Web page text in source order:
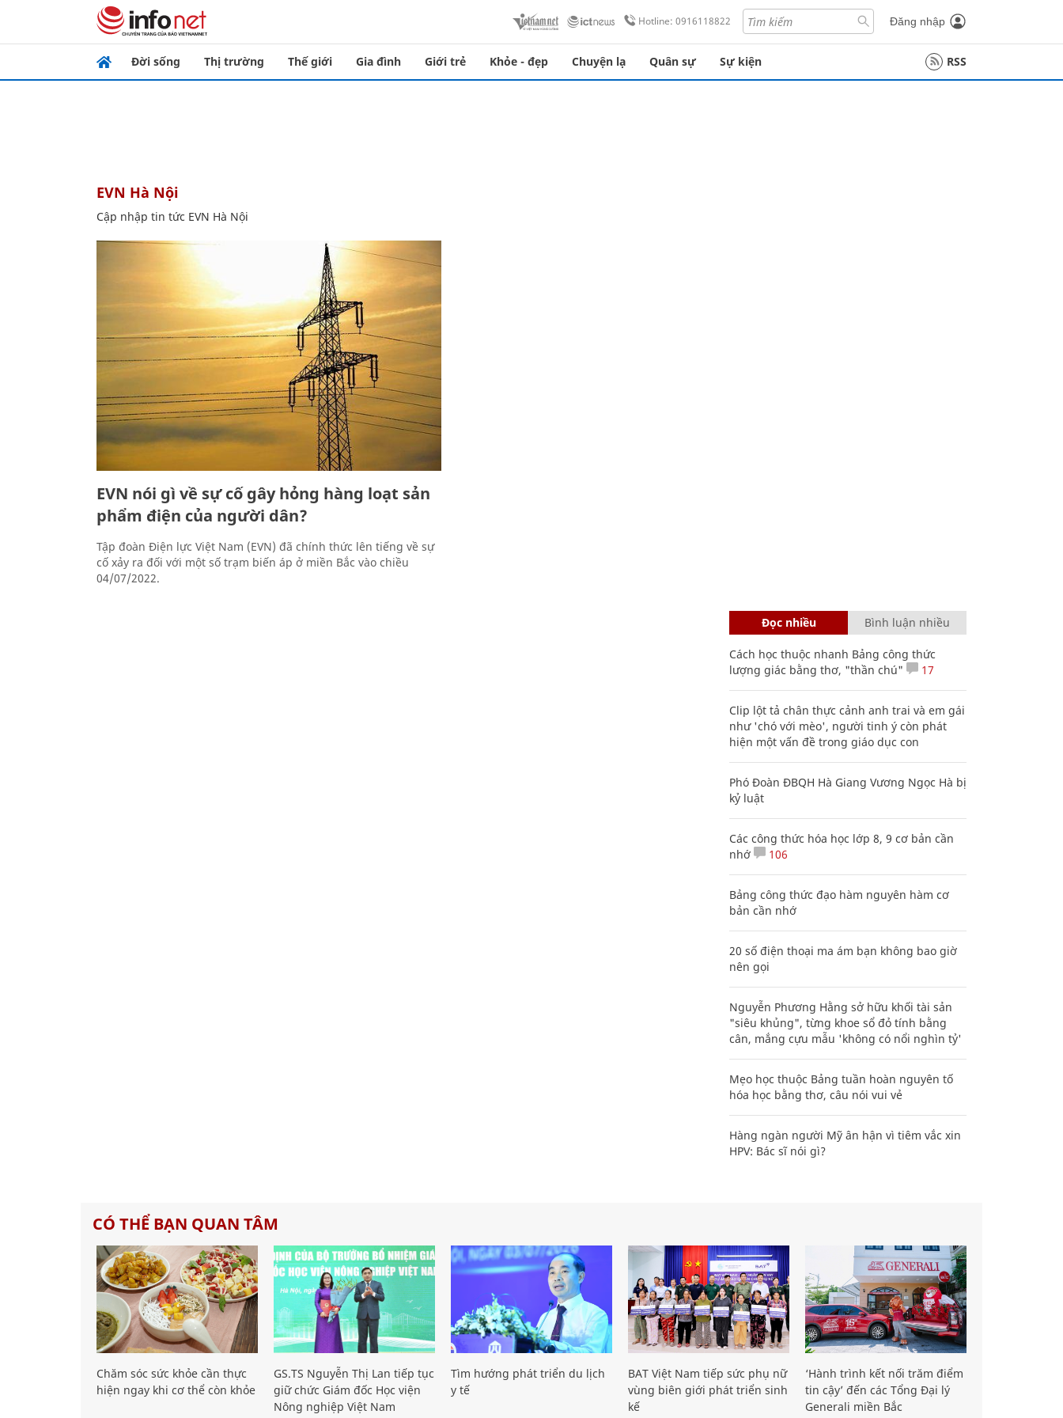
Hotline: 0916118822 Đăng nhập
Đời sống Thị trường Thế giới Gia đình Giới trẻ Khỏe - đẹp Chuyện lạ Quân sự Sự kiện RSS
EVN Hà Nội
Cập nhập tin tức EVN Hà Nội
EVN nói gì về sự cố gây hỏng hàng loạt sản
phẩm điện của người dân?
Tập đoàn Điện lực Việt Nam (EVN) đã chính thức lên tiếng về sự
cố xảy ra đối với một số trạm biến áp ở miền Bắc vào chiều
04/07/2022.
Đọc nhiều Bình luận nhiều
Cách học thuộc nhanh Bảng công thức
lượng giác bằng thơ, "thần chú"
17
Clip lột tả chân thực cảnh anh trai và em gái
như 'chó với mèo', người tinh ý còn phát
hiện một vấn đề trong giáo dục con
Phó Đoàn ĐBQH Hà Giang Vương Ngọc Hà bị
kỷ luật
Các công thức hóa học lớp 8, 9 cơ bản cần
nhớ
106
Bảng công thức đạo hàm nguyên hàm cơ
bản cần nhớ
20 số điện thoại ma ám bạn không bao giờ
nên gọi
Nguyễn Phương Hằng sở hữu khối tài sản
"siêu khủng", từng khoe sổ đỏ tính bằng
cân, mắng cựu mẫu 'không có nổi nghìn tỷ'
Mẹo học thuộc Bảng tuần hoàn nguyên tố
hóa học bằng thơ, câu nói vui vẻ
Hàng ngàn người Mỹ ân hận vì tiêm vắc xin
HPV: Bác sĩ nói gì?
CÓ THỂ BẠN QUAN TÂM
Chăm sóc sức khỏe cần thực
hiện ngay khi cơ thể còn khỏe
GS.TS Nguyễn Thị Lan tiếp tục
giữ chức Giám đốc Học viện
Nông nghiệp Việt Nam
Tìm hướng phát triển du lịch
y tế
BAT Việt Nam tiếp sức phụ nữ
vùng biên giới phát triển sinh
kế
‘Hành trình kết nối trăm điểm
tin cậy’ đến các Tổng Đại lý
Generali miền Bắc